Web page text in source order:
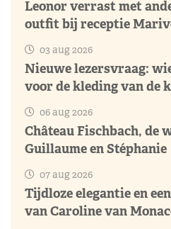
Leonor verrast met
outfit bij receptie
03 aug 2026
Nieuwe lezersvraag:
voor de kleding van de
06 aug 2026
Château Fischbach, de
Guillaume en Stéphanie
07 aug 2026
Tijdloze elegantie en
van Caroline van